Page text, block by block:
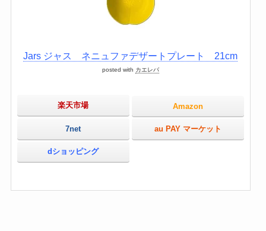
Jars ジャス ネニュファデザートプレート 21cm
posted with カエレバ
楽天市場 Amazon
7net au PAY マーケット
dショッピング